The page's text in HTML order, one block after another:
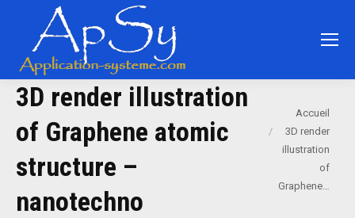
3D render illustration
of Graphene atomic
structure –
nanotechno
Vous êtes ici :
Accueil
3D render
illustration
of
Graphene…